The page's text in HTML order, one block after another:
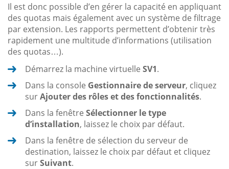
Il est donc possible d’en gérer la capacité en appliquant
des quotas mais également avec un système de filtrage
par extension. Les rapports permettent d’obtenir très
rapidement une multitude d’informations (utilisation
des quotas…).
Démarrez la machine virtuelle SV1.
Dans la console Gestionnaire de serveur, cliquez
surAjouter des rôles et des fonctionnalités.
Dans la fenêtre Sélectionner le type
d’installation, laissez le choix par défaut.
Dans la fenêtre de sélection du serveur de
destination, laissez le choix par défaut et cliquez
surSuivant.